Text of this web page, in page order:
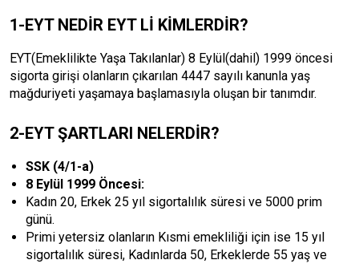
1-EYT NEDİR EYT Lİ KİMLERDİR?
EYT(Emeklilikte Yaşa Takılanlar) 8 Eylül(dahil) 1999 öncesi
sigorta girişi olanların çıkarılan 4447 sayılı kanunla yaş
mağduriyeti yaşamaya başlamasıyla oluşan bir tanımdır.
2-EYT ŞARTLARI NELERDİR?
SSK (4/1-a)
8 Eylül 1999 Öncesi:
Kadın 20, Erkek 25 yıl sigortalılık süresi ve 5000 prim
günü.
Primi yetersiz olanların Kısmi emekliliği için ise 15 yıl
sigortalılık süresi, Kadınlarda 50, Erkeklerde 55 yaş ve